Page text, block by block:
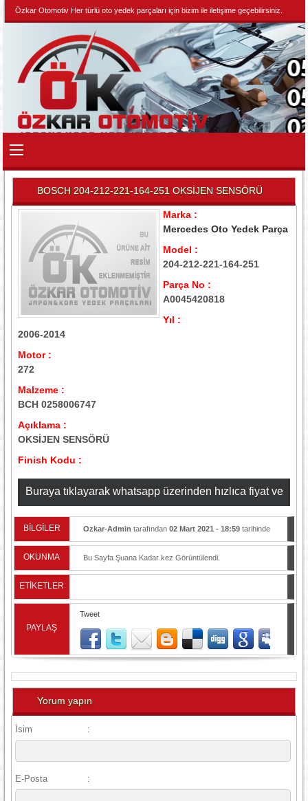
Özkar Otomotiv Her türlü oto yedek parçaları için bizim ile iletişime geçebilirsiniz.
BOSCH 204-212-221-164-251 OKSİJEN SENSÖRÜ
Marka :
Mercedes Oto Yedek Parça
Model :
204-212-221-164-251
Parça No :
A0045420818
Yıl :
2006-2014
Motor :
272
Malzeme :
BCH 0258006747
Açıklama :
OKSİJEN SENSÖRÜ
Finish Kodu :
Buraya tıklayarak whatsapp üzerinden hızlıca fiyat ve
stok bilgisi alabilirsiniz
BİLGİLER Ozkar-Admin tarafından 02 Mart 2021 - 18:59tarihinde
OKUNMA Bu Sayfa Şuana Kadar kez Görüntülendi.
ETİKETLER
PAYLAŞ
Tweet
Yorum yapın
İsim :
E-Posta :